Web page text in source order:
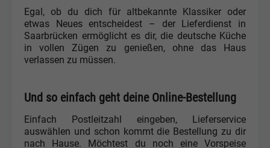
Egal, ob du dich für altbekannte Klassiker oder
etwas Neues entscheidest – der Lieferdienst in
Saarbrücken ermöglicht es dir, die deutsche Küche
in vollen Zügen zu genießen, ohne das Haus
verlassen zu müssen.
Und so einfach geht deine Online-Bestellung
Einfach Postleitzahl eingeben, Lieferservice
auswählen und schon kommt die Bestellung zu dir
nach Hause. Möchtest du noch eine Vorspeise